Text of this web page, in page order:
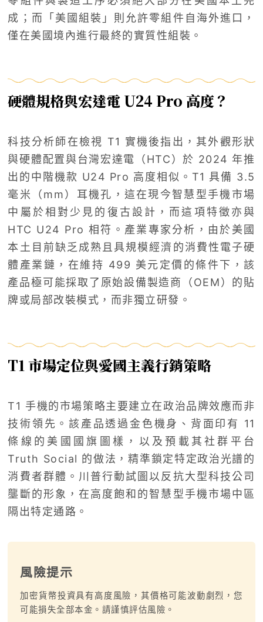
成；而「美國組裝」則允許零組件自海外進口，
僅在美國境內進行最終的實質性組裝。
硬體規格與宏達電 U24 Pro 高度？
科技分析師在檢視 T1 實機後指出，其外觀形狀
與硬體配置與台灣宏達電（HTC）於 2024 年推
出的中階機款 U24 Pro 高度相似。T1 具備 3.5
毫米（mm）耳機孔，這在現今智慧型手機市場
中屬於相對少見的復古設計，而這項特徵亦與
HTC U24 Pro 相符。產業專家分析，由於美國
本土目前缺乏成熟且具規模經濟的消費性電子硬
體產業鏈，在維持 499 美元定價的條件下，該
產品極可能採取了原始設備製造商（OEM）的貼
牌或局部改裝模式，而非獨立研發。
T1 市場定位與愛國主義行銷策略
T1 手機的市場策略主要建立在政治品牌效應而非
技術領先。該產品透過金色機身、背面印有 11
條線的美國國旗圖樣，以及預載其社群平台
Truth Social 的做法，精準鎖定特定政治光譜的
消費者群體。川普行動試圖以反抗大型科技公司
壟斷的形象，在高度飽和的智慧型手機市場中區
隔出特定通路。
風險提示
加密貨幣投資具有高度風險，其價格可能波動劇烈，您
可能損失全部本金。請謹慎評估風險。